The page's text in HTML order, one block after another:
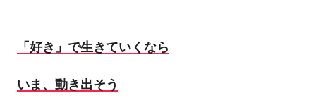
「好き」で生きていくなら
いま、動き出そう